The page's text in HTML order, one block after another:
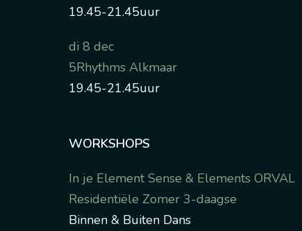
19.45-21.45uur
di 8 dec
5Rhythms Alkmaar
19.45-21.45uur
WORKSHOPS
In je Element Sense & Elements ORVAL
Residentiële Zomer 3-daagse
Binnen & Buiten Dans